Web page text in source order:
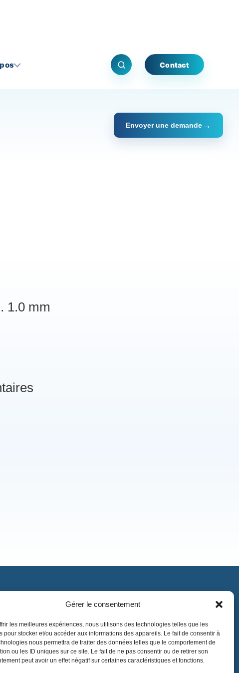
Gérer le consentement
les meilleures expériences, nous utilisons des technologies telles que les
pour stocker et/ou accéder aux informations des appareils. Le fait de consentir à
nous permettra de traiter des données telles que le comportement de
ou les ID uniques sur ce site. Le fait de ne pas consentir ou de retirer son
peut avoir un effet négatif sur certaines caractéristiques et fonctions.
Contact
Envoyer une demande
1.0 mm
contact@lnea-audition.com
+33 (0)1 34 67 67 17